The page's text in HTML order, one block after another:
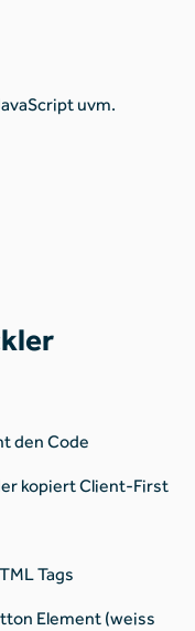
uvm.
den Code
kopiert Client-First
Tags
Element (weiss